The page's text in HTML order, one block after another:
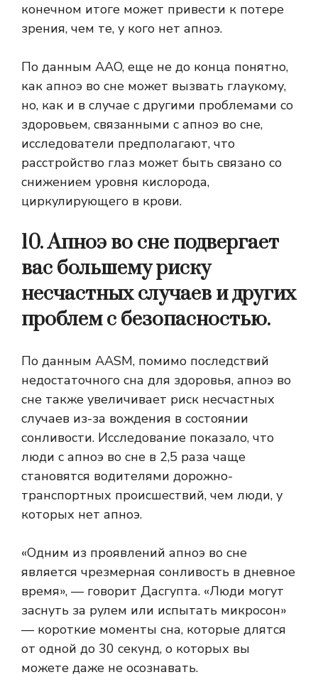
конечном итоге может привести к потере
зрения, чем те, у кого нет апноэ.
По данным AAO, еще не до конца понятно,
как апноэ во сне может вызвать глаукому,
но, как и в случае с другими проблемами со
здоровьем, связанными с апноэ во сне,
исследователи предполагают, что
расстройство глаз может быть связано со
снижением уровня кислорода,
циркулирующего в крови.
10. Апноэ во сне подвергает
вас большему риску
несчастных случаев и других
проблем с безопасностью.
По данным AASM, помимо последствий
недостаточного сна для здоровья, апноэ во
сне также увеличивает риск несчастных
случаев из-за вождения в состоянии
сонливости. Исследование показало, что
люди с апноэ во сне в 2,5 раза чаще
становятся водителями дорожно-
транспортных происшествий, чем люди, у
которых нет апноэ.
«Одним из проявлений апноэ во сне
является чрезмерная сонливость в дневное
время», — говорит Дасгупта. «Люди могут
заснуть за рулем или испытать микросон»
— короткие моменты сна, которые длятся
от одной до 30 секунд, о которых вы
можете даже не осознавать.